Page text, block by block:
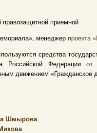
правозащитной приемной
менеджер проекта
средства
Российской Федерации
движением «Гражданское
Шмырова